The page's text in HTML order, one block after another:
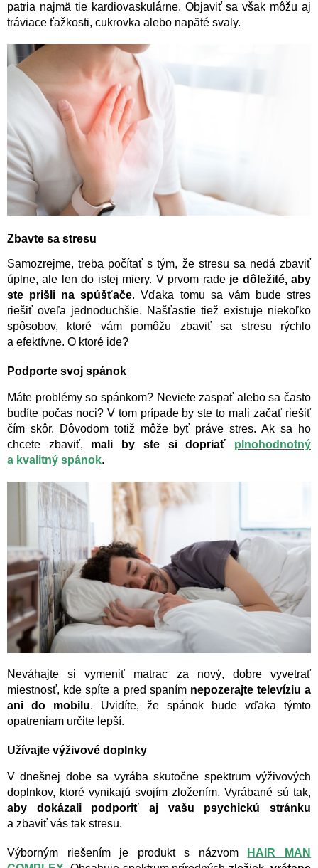
patria najmä tie kardiovaskulárne. Objaviť sa však môžu aj
tráviace ťažkosti, cukrovka alebo napäté svaly.
Zbavte sa stresu
Samozrejme, treba počítať s tým, že stresu sa nedá zbaviť
úplne, ale len do istej miery. V prvom rade je dôležité, aby
ste prišli na spúšťače. Vďaka tomu sa vám bude stres
riešiť oveľa jednoduchšie. Našťastie tiež existuje niekoľko
spôsobov, ktoré vám pomôžu zbaviť sa stresu rýchlo
a efektívne. O ktoré ide?
Podporte svoj spánok
Máte problémy so spánkom? Neviete zaspať alebo sa často
budíte počas noci? V tom prípade by ste to mali začať riešiť
čím skôr. Dôvodom totiž môže byť práve stres. Ak sa ho
chcete zbaviť, mali by ste si dopriať plnohodnotný
a kvalitný spánok.
Neváhajte si vymeniť matrac za nový, dobre vyvetrať
miestnosť, kde spíte a pred spaním nepozerajte televíziu a
ani do mobilu. Uvidíte, že spánok bude vďaka týmto
opatreniam určite lepší.
Užívajte výživové doplnky
V dnešnej dobe sa vyrába skutočne spektrum výživových
doplnkov, ktoré vynikajú svojím zložením. Vyrábané sú tak,
aby dokázali podporiť aj vašu psychickú stránku
a zbaviť vás tak stresu.
Výborným riešením je produkt s názvom
HAIR MAN